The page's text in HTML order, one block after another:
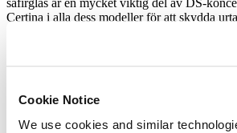
Cookie Notice
We use cookies and similar
safirglas är en mycket viktig del av DS-
Certina i alla dess modeller för att skydda
korrosionsbeständigt. Det innehåller endast
framkallar några nickelallergier.